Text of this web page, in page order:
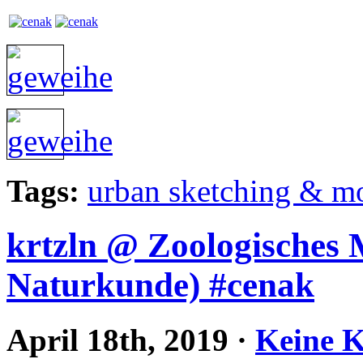
Tags: urban sketching &
krtzln @ Zoologisches
Naturkunde) #cenak
April 18th, 2019 · Keine